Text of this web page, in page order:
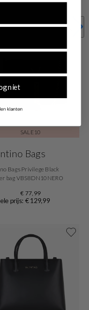
SALE10
Bags
Bags Privilege Black
bag VBS8DN10NERO
€ 77,99
prijs: € 129,99
niet